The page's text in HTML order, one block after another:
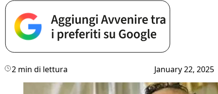
2 min di lettura January 22, 2025